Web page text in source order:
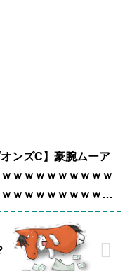
オンズC】豪腕ムーア
ｗｗｗｗｗｗｗｗｗ
ｗｗｗｗｗｗｗｗｗ